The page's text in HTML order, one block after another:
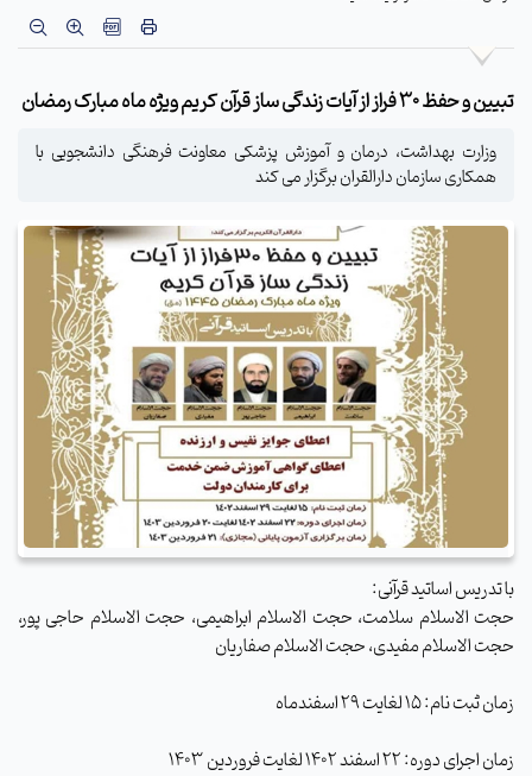
تبیین و حفظ 30 فراز از آیات زندگی ساز قرآن کریم ویژه ماه مبارک رمضان
وزارت بهداشت، درمان و آموزش پزشکی معاونت فرهنگی دانشجویی با
همکاری سازمان دارالقران برگزار می کند
با تدریس اساتید قرآنی:
حجت الاسلام سلامت، حجت الاسلام ابراهیمی، حجت الاسلام حاجی پور،
حجت الاسلام مفیدی، حجت الاسلام صفاریان
زمان ثبت نام: 15 لغایت 29 اسفندماه
زمان اجرای دوره: 22 اسفند 1402 لغایت فروردین 1403